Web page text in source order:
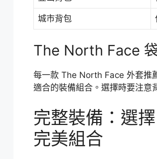
城市背包
The North Face
每一款 The North Face 外套推
適合的裝備組合。選擇時要注意
完整裝備：選
完美組合